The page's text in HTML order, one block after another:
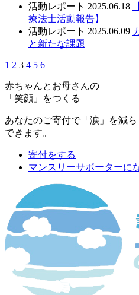
活動レポート 2025.06.18
療法士活動報告】
活動レポート 2025.06.09
と新たな課題
1 2 3 4 5 6
赤ちゃんとお母さんの
「笑顔」をつくる
あなたのご寄付で「涙」を減
できます。
寄付をする
マンスリーサポーターに